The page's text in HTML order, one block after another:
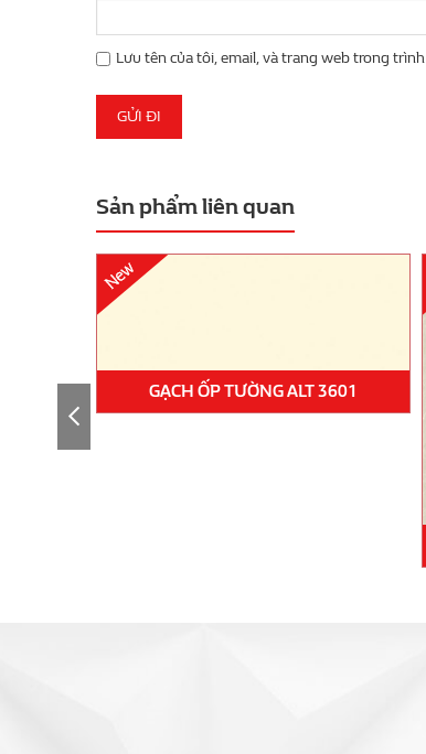
Lưu tên của tôi, email, và trang web trong
Sản phẩm liên quan
GẠCH ỐP TƯỜNG ALT 3601